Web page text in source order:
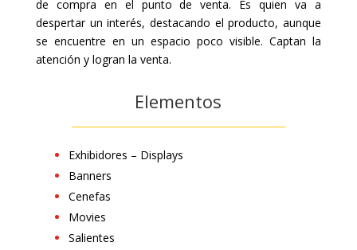
de compra en el punto de venta. Es quien va a
despertar un interés, destacando el producto, aunque
se encuentre en un espacio poco visible. Captan la
atención y logran la venta.
Elementos
Exhibidores – Displays
Banners
Cenefas
Movies
Salientes